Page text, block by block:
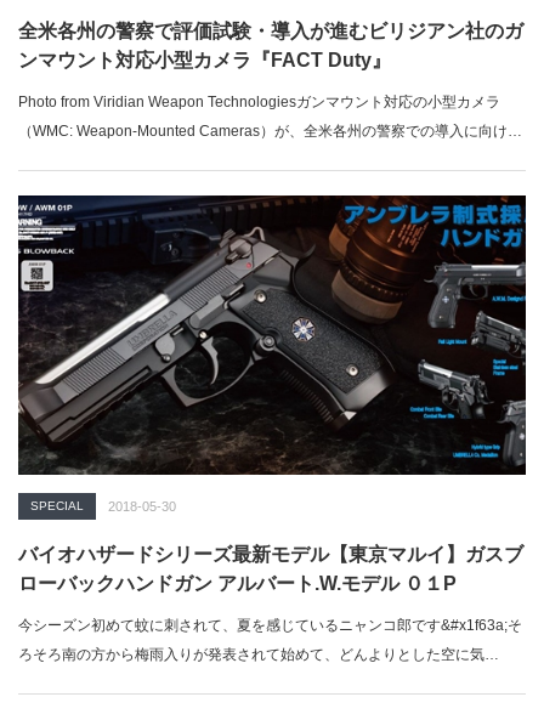
全米各州の警察で評価試験・導入が進むビリジアン社のガ
ンマウント対応小型カメラ『FACT Duty』
Photo from Viridian Weapon Technologiesガンマウント対応の小型カメラ
（WMC: Weapon-Mounted Cameras）が、全米各州の警察での導入に向けた
ト・デューティー（FACT Duty™）』は、現在までに50以上の法執行機関に
よってテスト、評価あるいは導入が進められている。「ミリ...
SPECIAL 2018-05-30
バイオハザードシリーズ最新モデル【東京マルイ】ガスブ
ローバックハンドガン アルバート.W.モデル ０１P
今シーズン初めて蚊に刺されて、夏を感じているニャンコ郎です&#x1f63a;そ
ろそろ南の方から梅雨入りが発表されて始めて、どんよりとした空に気…